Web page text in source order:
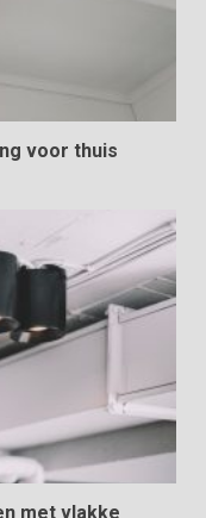
voor thuis
met vlakke